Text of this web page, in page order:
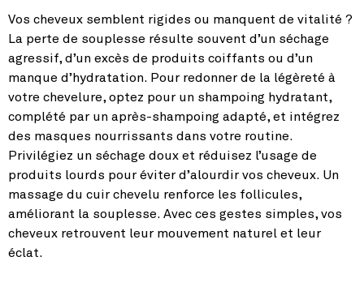
Vos cheveux semblent rigides ou manquent de vitalité ?
La perte de souplesse résulte souvent d’un séchage
agressif, d’un excès de produits coiffants ou d’un
manque d’hydratation. Pour redonner de la légèreté à
votre chevelure, optez pour un shampoing hydratant,
complété par un après-shampoing adapté, et intégrez
des masques nourrissants dans votre routine.
Privilégiez un séchage doux et réduisez l’usage de
produits lourds pour éviter d’alourdir vos cheveux. Un
massage du cuir chevelu renforce les follicules,
améliorant la souplesse. Avec ces gestes simples, vos
cheveux retrouvent leur mouvement naturel et leur
éclat.